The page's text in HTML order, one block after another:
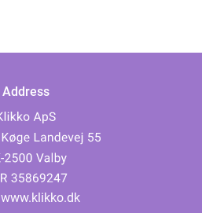
Address
www.klikko.dk